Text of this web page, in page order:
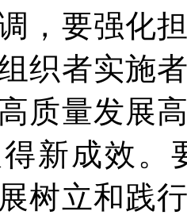
要强化担
织者实施
质量发展
新成效。
树立和践